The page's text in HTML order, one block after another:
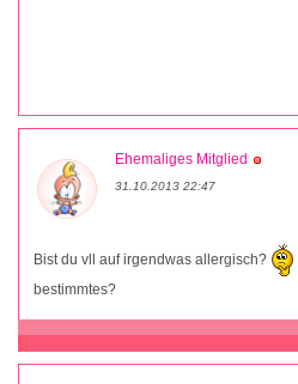
Ehemaliges Mitglied
31.10.2013 22:47
Bist du vll auf irgendwas allergisch?
bestimmtes?